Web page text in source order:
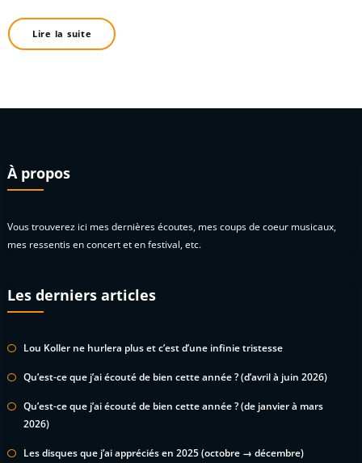
Lire la suite
À propos
Vous trouverez ici mes dernières écoutes, mes coups de coeur musicaux,
mes ressentis en concert et en festival, etc.
Les derniers articles
Lou Koller ne hurlera plus et c’est d’une infinie tristesse
Qu’est-ce que j’ai écouté de bien cette année ? (d’avril à juin 2026)
Qu’est-ce que j’ai écouté de bien cette année ? (de janvier à mars
2026)
Les disques que j’ai appréciés en 2025 (octobre → décembre)